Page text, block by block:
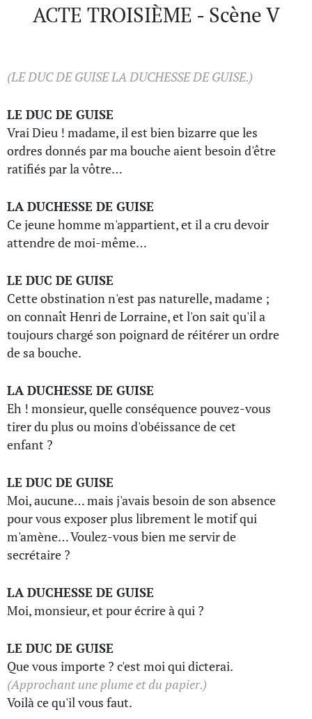
ACTE TROISIÈME - Scène V
(LE DUC DE GUISE LA DUCHESSE DE GUISE.)
LE DUC DE GUISE
Vrai Dieu ! madame, il est bien bizarre que les
ordres donnés par ma bouche aient besoin d'être
ratifiés par la vôtre…
LA DUCHESSE DE GUISE
Ce jeune homme m'appartient, et il a cru devoir
attendre de moi-même…
LE DUC DE GUISE
Cette obstination n'est pas naturelle, madame ;
on connaît Henri de Lorraine, et l'on sait qu'il a
toujours chargé son poignard de réitérer un ordre
de sa bouche.
LA DUCHESSE DE GUISE
Eh ! monsieur, quelle conséquence pouvez-vous
tirer du plus ou moins d'obéissance de cet
enfant ?
LE DUC DE GUISE
Moi, aucune… mais j'avais besoin de son absence
pour vous exposer plus librement le motif qui
m'amène… Voulez-vous bien me servir de
secrétaire ?
LA DUCHESSE DE GUISE
Moi, monsieur, et pour écrire à qui ?
LE DUC DE GUISE
Que vous importe ? c'est moi qui dicterai.
(Approchant une plume et du papier.)
Voilà ce qu'il vous faut.